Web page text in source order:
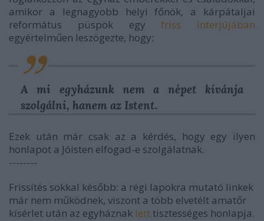
amikor a legnagyobb helyi főnök, a kárpátaljai
református püspök egyfriss interjújában
egyértelműen leszögezte, hogy:
A mi egyházunk nem a népet kívánja
szolgálni, hanem az Istent.
Ezek után már csak az a kérdés, hogy egy ilyen
honlapot a Jóisten elfogad-e szolgálatnak.
--------
Frissítés sokkal később: a régi lapokra mutató linkek
már nem működnek, viszont a több elvetélt amatőr
kísérlet után az egyháznak lett tisztességes honlapja.